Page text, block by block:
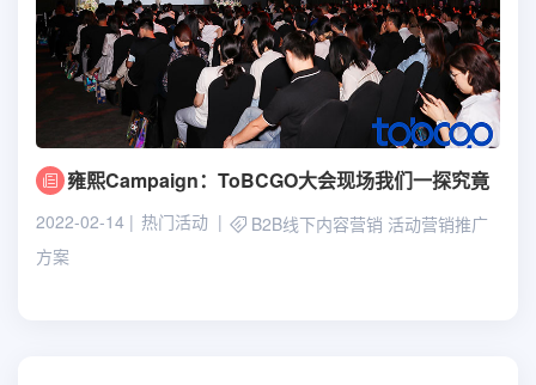
雍熙Campaign：ToBCGO大会现场我们一探究竟
2022-02-14 热门活动 B2B线下内容营销 活动营销推广
方案